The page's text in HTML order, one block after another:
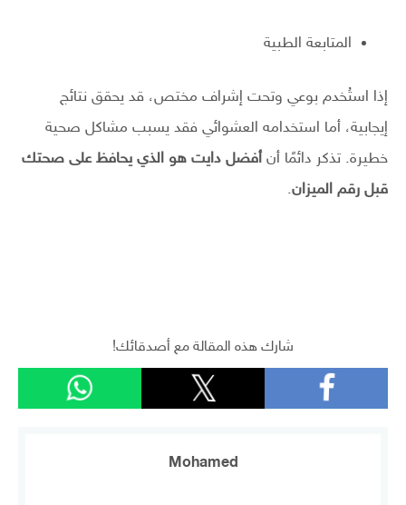
المتابعة الطبية
إذا استُخدم بوعي وتحت إشراف مختص، قد يحقق نتائج
إيجابية، أما استخدامه العشوائي فقد يسبب مشاكل صحية
خطيرة. تذكر دائمًا أن أفضل دايت هو الذي يحافظ على صحتك
قبل رقم الميزان.
شارك هذه المقالة مع أصدقائك!
Mohamed